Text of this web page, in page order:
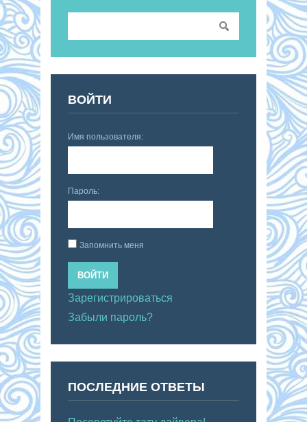
ВОЙТИ
Имя пользователя:
Пароль:
Запомнить меня
ВОЙТИ
Зарегистрироваться
Забыли пароль?
ПОСЛЕДНИЕ ОТВЕТЫ